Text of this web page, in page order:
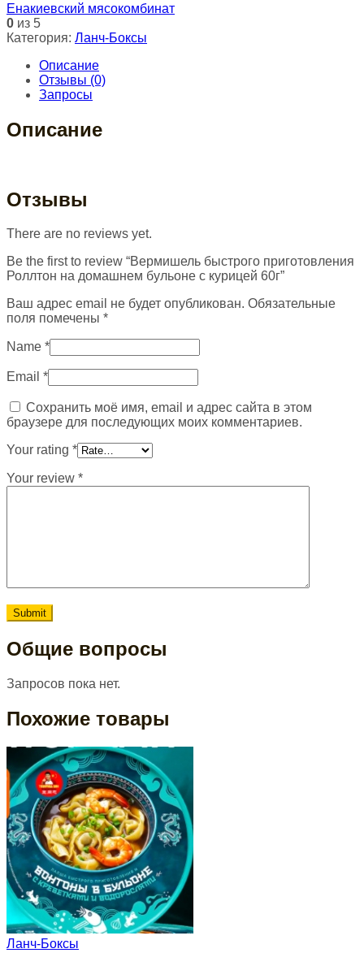
Енакиевский мясокомбинат
0 из 5
Категория: Ланч-Боксы
Описание
Отзывы (0)
Запросы
Описание
Отзывы
There are no reviews yet.
Be the first to review “Вермишель быстрого приготовления
Роллтон на домашнем бульоне с курицей 60г”
Ваш адрес email не будет опубликован. Обязательные
поля помечены *
Name *
Email *
Сохранить моё имя, email и адрес сайта в этом
браузере для последующих моих комментариев.
Your rating *
Your review *
Общие вопросы
Запросов пока нет.
Похожие товары
Ланч-Боксы